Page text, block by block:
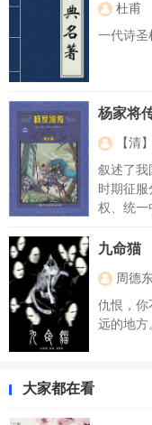
杜甫
一代诗圣
杨家将
【清
叙述了我
时期征
权、统一
奋战的
钦等仅为
九命猫
周德
仇恨，你
远的地方
大家都在看